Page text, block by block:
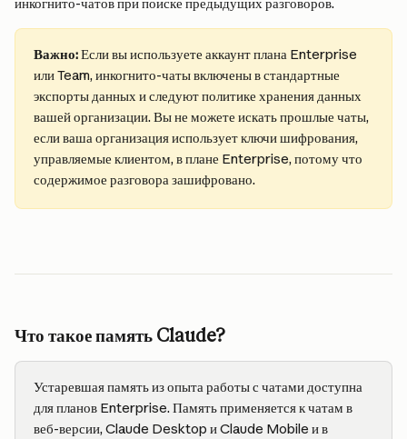
Важно: Если вы используете аккаунт плана Enterprise
или Team, инкогнито-чаты включены в стандартные
экспорты данных и следуют политике хранения данных
вашей организации. Вы не можете искать прошлые чаты,
если ваша организация использует ключи шифрования,
управляемые клиентом, в плане Enterprise, потому что
содержимое разговора зашифровано.
Что такое память Claude?
Устаревшая память из опыта работы с чатами доступна
для планов Enterprise. Память применяется к чатам в
веб-версии, Claude Desktop и Claude Mobile и в